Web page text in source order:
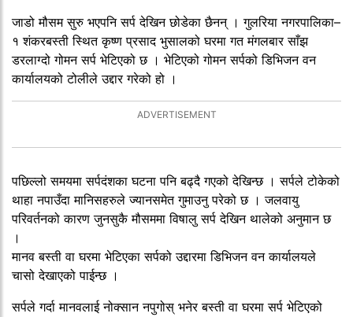
जाडो मौसम सुरु भएपनि सर्प देखिन छोडेका छैनन् । गुलरिया नगरपालिका–
१ शंकरबस्ती स्थित कृष्ण प्रसाद भुसालको घरमा गत मंगलबार साँझ
डरलाग्दो गोमन सर्प भेटिएको छ । भेटिएको गोमन सर्पको डिभिजन वन
कार्यालयको टोलीले उद्दार गरेको हो ।
पछिल्लो समयमा सर्पदंशका घटना पनि बढ्दै गएको देखिन्छ । सर्पले टोकेको
थाहा नपाउँदा मानिसहरुले ज्यानसमेत गुमाउनु परेको छ । जलवायु
परिवर्तनको कारण जुनसुकै मौसममा विषालु सर्प देखिन थालेको अनुमान छ
।
मानव बस्ती वा घरमा भेटिएका सर्पको उद्दारमा डिभिजन वन कार्यालयले
चासो देखाएको पाईन्छ ।
सर्पले गर्दा मानवलाई नोक्सान नपुगोस् भनेर बस्ती वा घरमा सर्प भेटिएको